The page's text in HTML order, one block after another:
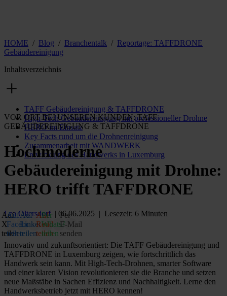
HOME / Blog / Branchentalk / Reportage: TAFFDRONE
Gebäudereinigung
Inhaltsverzeichnis
TAFF Gebäudereinigung & TAFFDRONE
High-Tech Gebäudereinigung mit professioneller Drohne
HERO im Einsatz
Key Facts rund um die Drohnenreinigung
Zusammenarbeit mit WANDWERK
Entwicklung des Handwerks in Luxemburg
VOR ORT BEI UNSEREN KUNDEN: TAFF
GEBÄUDEREINIGUNG & TAFFDRONE
Hochmoderne
Gebäudereinigung mit Drohne:
HERO trifft TAFFDRONE
Lea Oltersdorf | 06.06.2025 | Lesezeit: 6 Minuten
Auf
X
teilen
Auf
Facebook
teilen
Auf
LinkedIn
teilen
Auf
Reddit
teilen
Per
WhatsApp
teilen
Per
E‑Mail
senden
Innovativ und zukunftsorientiert: Die TAFF Gebäudereinigung und
TAFFDRONE in Luxemburg zeigen, wie fortschrittlich das
Handwerk sein kann. Mit High-Tech-Drohnen, smarter Software
und einer klaren Vision revolutionieren sie die Branche und setzen
neue Maßstäbe in Sachen Effizienz und Nachhaltigkeit. Lerne den
Handwerksbetrieb jetzt mit HERO kennen!